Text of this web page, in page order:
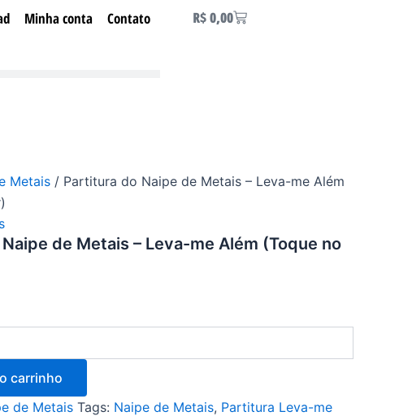
Minha conta Contato R$0,00Carrinho
Metais / Partitura do Naipe de Metais – Leva-me Além
de Metais – Leva-me Além (Toque no
carrinho
de Metais Tags: Naipe de Metais, Partitura Leva-me